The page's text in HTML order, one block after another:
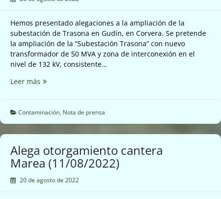
preventivas
(12/08/2022)
Hemos presentado alegaciones a la ampliación de la
subestación de Trasona en Gudín, en Corvera. Se pretende
la ampliación de la “Subestación Trasona” con nuevo
transformador de 50 MVA y zona de interconexión en el
nivel de 132 kV, consistente…
Leer más No
aceptar
la
ampliación
la
subestación
Trasona
Contaminación, Nota de prensa
Alega otorgamiento cantera
Marea (11/08/2022)
20 de agosto de 2022